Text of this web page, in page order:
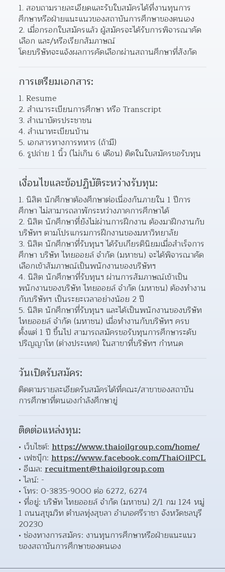
สอบถามรายละเอียดและรับใบสมัครได้ที่งานทุนการ
ศึกษาหรือฝ่ายแนะแนวของสถาบันการศึกษาของตนเอง
เมื่อกรอกใบสมัครแล้ว ผู้สมัครจะได้รับการพิจารณาคัด
เลือก และ/หรือเรียกสัมภาษณ์
โดยบริษัทจะแจ้งผลการคัดเลือกผ่านสถานศึกษาที่สังกัด
การเตรียมเอกสาร:
Resume
สำเนาระเบียนการศึกษา หรือ Transcript
สำเนาบัตรประชาชน
สำเนาทะเบียนบ้าน
เอกสารทางการทหาร (ถ้ามี)
รูปถ่าย 1 นิ้ว (ไม่เกิน 6 เดือน) ติดในใบสมัครขอรับทุน
เงื่อนไขและข้อปฏิบัติระหว่างรับทุน:
นิสิต นักศึกษาต้องศึกษาต่อเนื่องกันภายใน 1 ปีการ
ศึกษา ไม่สามารถลาพักระหว่างภาคการศึกษาได้
นิสิต นักศึกษาที่ยังไม่ผ่านการฝึกงาน ต้องมาฝึกงานกับ
บริษัทฯ ตามโปรแกรมการฝึกงานของมหาวิทยาลัย
นิสิต นักศึกษาที่รับทุนฯ ได้รับเกียรตินิยมเมื่อสำเร็จการ
ศึกษา บริษัท ไทยออยล์ จำกัด (มหาชน) จะได้พิจารณาคัด
เลือกเข้าสัมภาษณ์เป็นพนักงานของบริษัทฯ
นิสิต นักศึกษาที่รับทุนฯ ผ่านการสัมภาษณ์เข้าเป็น
พนักงานของบริษัท ไทยออยล์ จำกัด (มหาชน) ต้องทำงาน
กับบริษัทฯ เป็นระยะเวลาอย่างน้อย 2 ปี
นิสิต นักศึกษาที่รับทุนฯ และได้เป็นพนักงานของบริษัท
ไทยออยล์ จำกัด (มหาชน) เมื่อทำงานกับบริษัทฯ ครบ
ตั้งแต่ 1 ปี ขึ้นไป สามารถสมัครขอรับทุนการศึกษาระดับ
ปริญญาโท (ต่างประเทศ) ในสาขาที่บริษัทฯ กำหนด
วันเปิดรับสมัคร:
ติดตามรายละเอียดรับสมัครได้ที่คณะ/สาขาของสถาบัน
การศึกษาที่ตนเองกำลังศึกษายู่
ติดต่อแหล่งทุน:
เว็บไซต์: https://www.thaioilgroup.com/home/
เฟซบุ๊ก: https://www.facebook.com/ThaiOilPCL
อีเมล: recuitment@thaioilgroup.com
ไลน์: -
โทร: 0-3835-9000 ต่อ 6272, 6274
ที่อยู่: บริษัท ไทยออยล์ จำกัด (มหาชน) 2/1 กม 124 หมู่
1 ถนนสุขุมวิท ตำบลทุ่งสุขลา อำเภอศรีราชา จังหวัดชลบุรี
20230
ช่องทางการสมัคร: งานทุนการศึกษาหรือฝ่ายแนะแนว
ของสถาบันการศึกษาของตนเอง